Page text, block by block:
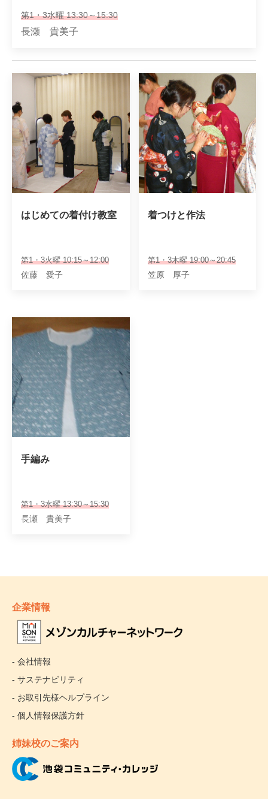
第1・3水曜 13:30～15:30
長瀬 貴美子
はじめての着付け教室
第1・3火曜 10:15～12:00
佐藤 愛子
着つけと作法
第1・3木曜 19:00～20:45
笠原 厚子
手編み
第1・3水曜 13:30～15:30
長瀬 貴美子
企業情報
- 会社情報
- サステナビリティ
- お取引先様ヘルプライン
- 個人情報保護方針
姉妹校のご案内